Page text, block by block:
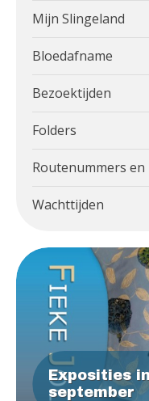
Mijn Slingeland
Bloedafname
Bezoektijden
Folders
Routenummers
Wachttijden
Exposities
september